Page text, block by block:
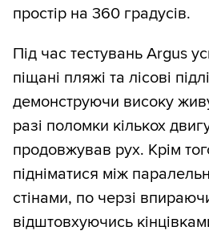
простір на 360 градусів.
Під час тестувань Argus
піщані пляжі та лісові
демонструючи високу
разі поломки кількох
продовжував рух. Крім
підніматися між
стінами, по черзі
відштовхуючись